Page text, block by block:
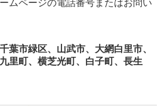
ムページの電話番号またはお問い
葉市緑区、山武市、大網白里市、
里町、横芝光町、白子町、長生